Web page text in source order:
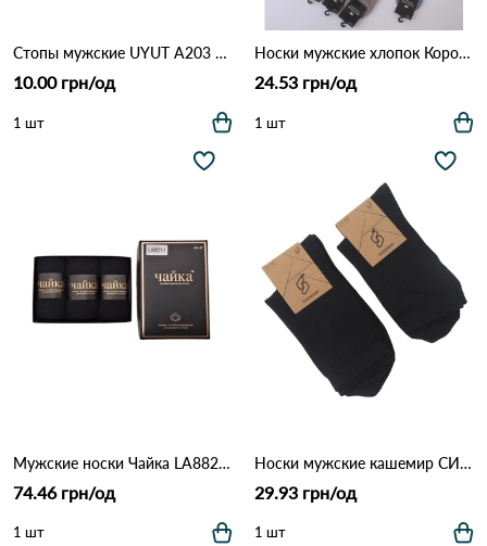
Стопы мужские UYUT A203 Черный
10.00 грн/од
1 шт
Носки мужские хлопок Корона AY189-2 Различные цвета
24.53 грн/од
1 шт
Мужские носки Чайка LA8821 Черный
74.46 грн/од
1 шт
Носки мужские кашемир СИ 338 Черный
29.93 грн/од
1 шт